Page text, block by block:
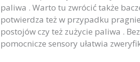
paliwa . Warto tu zwrócić także
potwierdza też w przypadku
postojów czy też zużycie paliwa .
pomocnicze sensory ułatwia